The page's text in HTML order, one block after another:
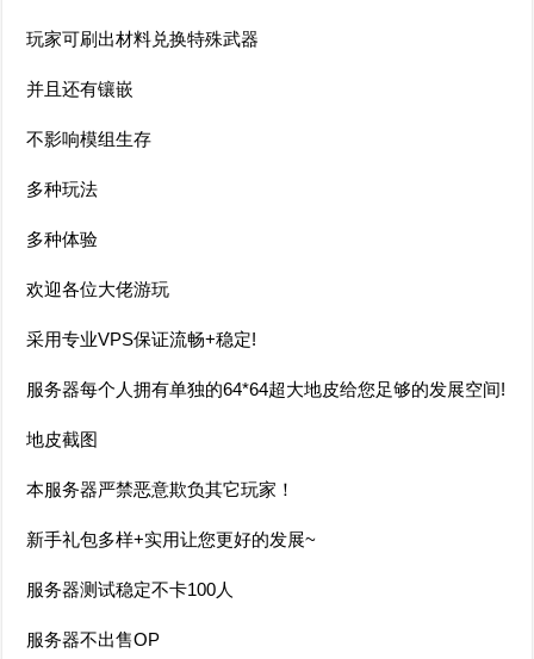
玩家可刷出材料兑换特殊武器
并且还有镶嵌
不影响模组生存
多种玩法
多种体验
欢迎各位大佬游玩
采用专业VPS保证流畅+稳定!
服务器每个人拥有单独的64*64超大地皮给您足够的发展空间!
地皮截图
本服务器严禁恶意欺负其它玩家！
新手礼包多样+实用让您更好的发展~
服务器测试稳定不卡100人
服务器不出售OP